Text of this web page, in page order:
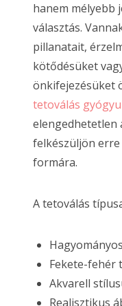
hanem mélyebb
választás.
pillanatait,
kötődésüket
önkifejezésüket
tetoválás
elengedhetetlen
felkészüljön
formára.
A tetoválás
Fekete-fehér
Akvarell
Realisztikus